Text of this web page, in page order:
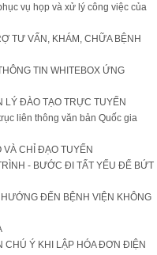
vụ họp và xử lý công việc của
TƯ VẤN, KHÁM, CHỮA BỆNH
TIN WHITEBOX ỨNG
LÝ ĐÀO TẠO TRỰC TUYẾN
liên thông văn bản Quốc gia
VÀ CHỈ ĐẠO TUYẾN
- BƯỚC ĐI TẤT YẾU ĐỂ BỨT
ĐẾN BỆNH VIỆN KHÔNG
CHÚ Ý KHI LẬP HÓA ĐƠN ĐIỆN